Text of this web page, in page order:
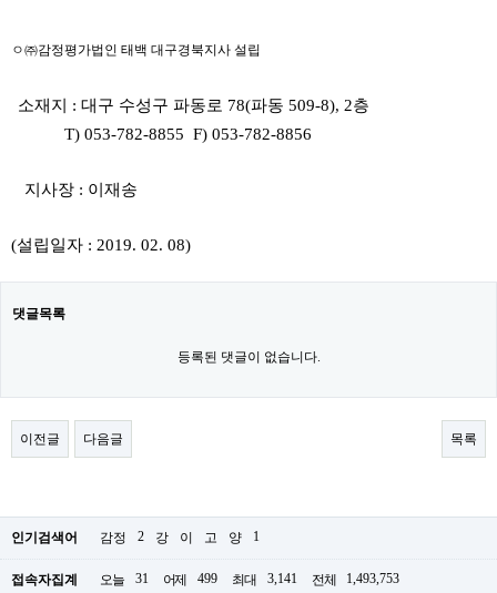
ㅇ㈜감정평가법인 태백 대구경북지사 설립
소재지 : 대구 수성구 파동로 78(파동 509-8), 2층
T) 053-782-8855 F) 053-782-8856
지사장 : 이재송
(설립일자 : 2019. 02. 08)
댓글목록
등록된 댓글이 없습니다.
이전글 다음글 목록
인기검색어 감정 2 강 이 고 양 1
접속자집계 오늘 31 어제 499 최대 3,141 전체 1,493,753